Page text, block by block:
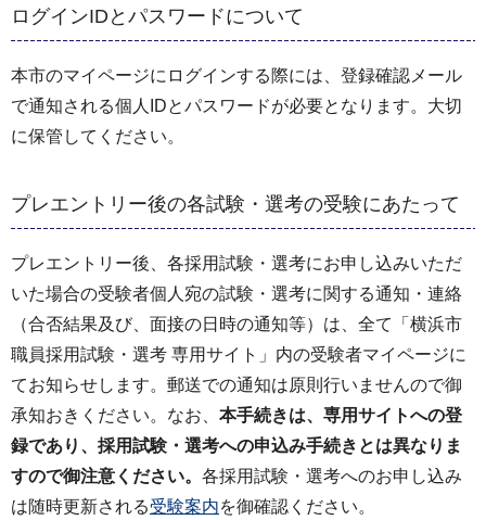
ログインIDとパスワードについて
本市のマイページにログインする際には、登録確認メール
で通知される個人IDとパスワードが必要となります。大切
に保管してください。
プレエントリー後の各試験・選考の受験にあたって
プレエントリー後、各採用試験・選考にお申し込みいただ
いた場合の受験者個人宛の試験・選考に関する通知・連絡
（合否結果及び、面接の日時の通知等）は、全て「横浜市
職員採用試験・選考 専用サイト」内の受験者マイページに
てお知らせします。郵送での通知は原則行いませんので御
承知おきください。なお、 本手続きは、専用サイトへの登
録であり、採用試験・選考への申込み手続きとは異なりま
すので御注意ください。 各採用試験・選考へのお申し込み
は随時更新される受験案内を御確認ください。